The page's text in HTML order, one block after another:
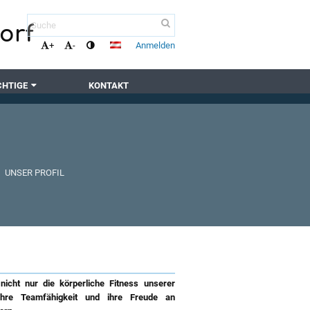
+ - Anmelden
KONTAKT
UNSER PROFIL
nur die körperliche Fitness unserer
Teamfähigkeit und ihre Freude an